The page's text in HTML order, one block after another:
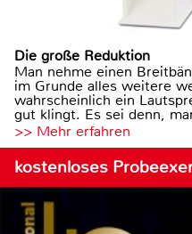
Die große Reduktion
Man nehme einen
im Grunde alles weitere
wahrscheinlich ein
gut klingt. Es sei denn,
>> Mehr erfahren
kostenloses